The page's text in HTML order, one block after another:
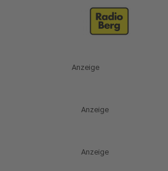
Anzeige
Anzeige
Anzeige